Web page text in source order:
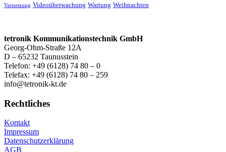
Vernetzung Videoüberwachung Wartung Weihnachten
tetronik Kommunikationstechnik GmbH
Georg-Ohm-Straße 12A
D – 65232 Taunusstein
Telefon: +49 (6128) 74 80 – 0
Telefax: +49 (6128) 74 80 – 259
info@tetronik-kt.de
Rechtliches
Kontakt
Impressum
Datenschutzerklärung
AGB